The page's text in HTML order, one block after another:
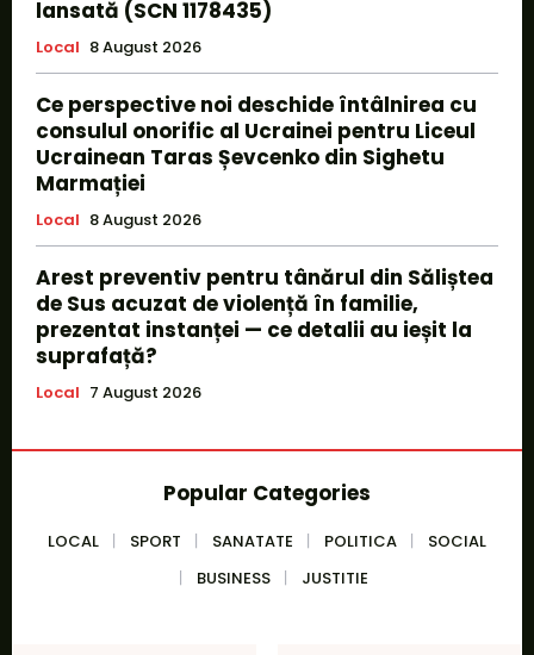
lansată (SCN 1178435)
Local 8 August 2026
Ce perspective noi deschide întâlnirea cu
consulul onorific al Ucrainei pentru Liceul
Ucrainean Taras Șevcenko din Sighetu
Marmației
Local 8 August 2026
Arest preventiv pentru tânărul din Săliștea
de Sus acuzat de violență în familie,
prezentat instanței — ce detalii au ieșit la
suprafață?
Local 7 August 2026
Popular Categories
LOCAL SPORT SANATATE POLITICA
SOCIAL
BUSINESS
JUSTITIE